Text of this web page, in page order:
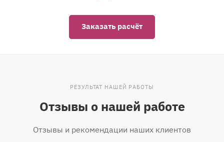
Заказать расчёт
РЕЗУЛЬТАТ НАШЕЙ РАБОТЫ
Отзывы о нашей работе
Отзывы и рекомендации наших клиентов